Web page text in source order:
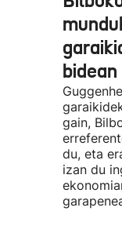
bidean
gain,
du, eta
izan du